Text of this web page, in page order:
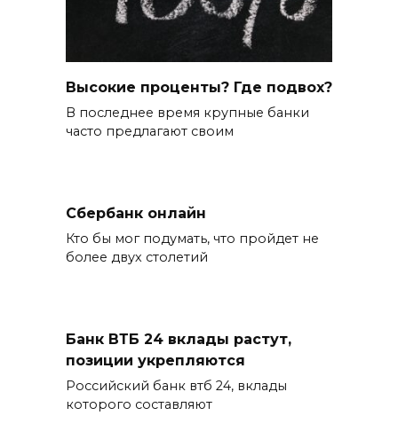
Высокие проценты? Где подвох?
В последнее время крупные банки
часто предлагают своим
Сбербанк онлайн
Кто бы мог подумать, что пройдет не
более двух столетий
Банк ВТБ 24 вклады растут,
позиции укрепляются
Российский банк втб 24, вклады
которого составляют